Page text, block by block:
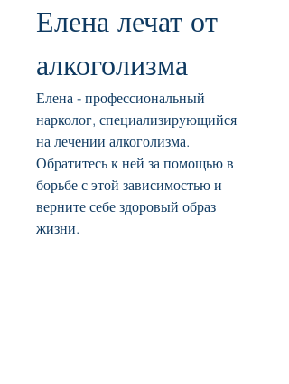
Елена лечат от
алкоголизма
Елена - профессиональный
нарколог, специализирующийся
на лечении алкоголизма.
Обратитесь к ней за помощью в
борьбе с этой зависимостью и
верните себе здоровый образ
жизни.